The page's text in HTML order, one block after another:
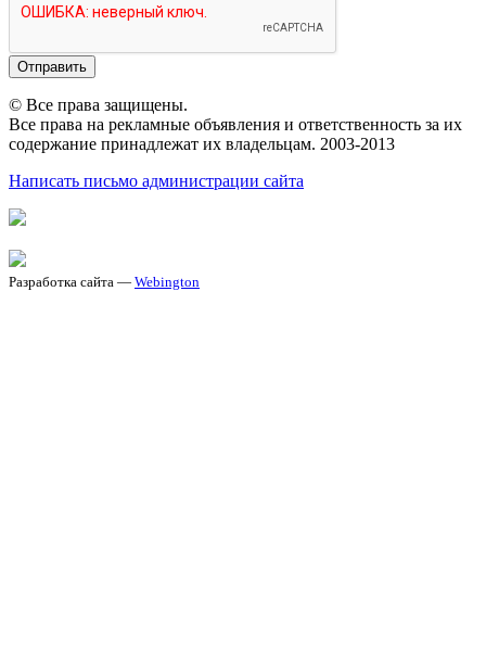
Отправить
© Все права защищены.
Все права на рекламные объявления и ответственность за их
содержание принадлежат их владельцам. 2003-2013
Написать письмо администрации сайта
Разработка сайта — Webington